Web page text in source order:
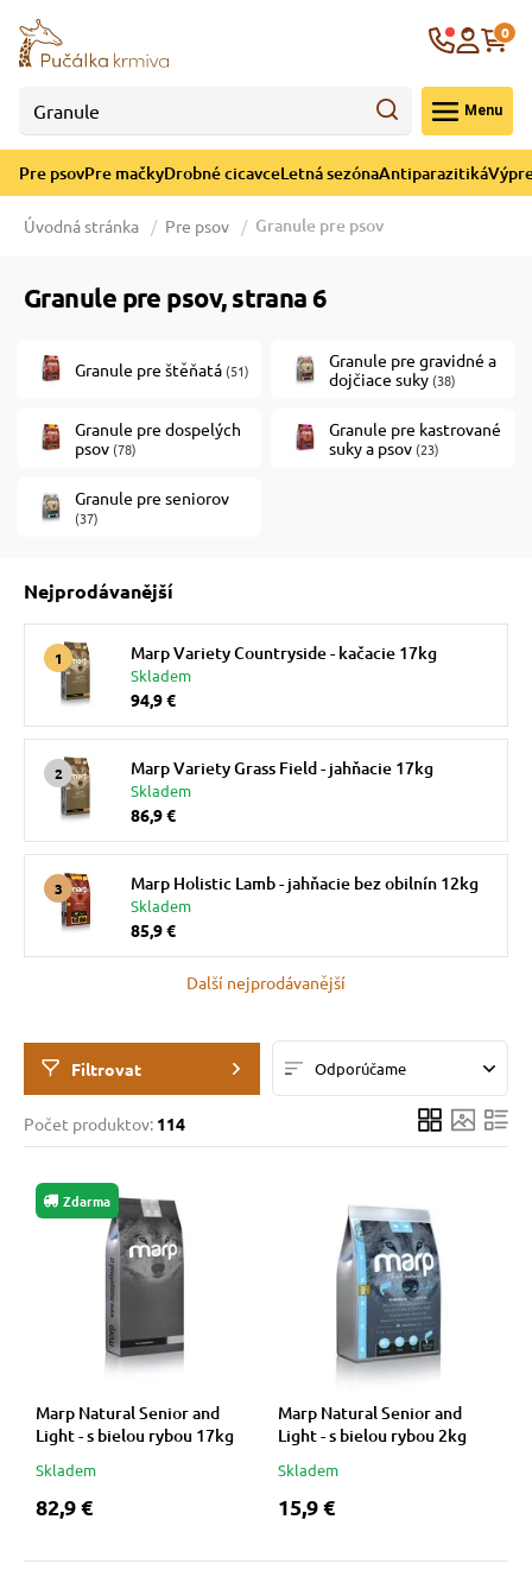
Menu
0
Pre psovPre mačkyDrobné cicavceLetná sezónaAntiparazitiká
mačky
Pre mačky
mačky
mačky
mačky
podstielka
mačky
a pelechy
mačky
cicavce
Drobné cicavce
vitamíny
sezóna
Letná sezóna
ochladenie
Výpredaj
CZK
Úvodná stránka Pre psov Granule pre psov
Granule pre psov, strana 6
Granule pre štěňatá(51)
Granule pre gravidné a
dojčiace suky(38)
Granule pre dospelých
psov(78)
Granule pre kastrované
suky a psov(23)
Granule pre seniorov
(37)
Nejprodávanější
Marp Variety Countryside - kačacie 17kg
Skladem
94,9 €
Marp Variety Grass Field - jahňacie 17kg
Skladem
86,9 €
Marp Holistic Lamb - jahňacie bez obilnín 12kg
Skladem
85,9 €
Další nejprodávanější
Filtrovat Odporúčame
Počet produktov: 114
Zdarma
Marp Natural Senior and
Light - s bielou rybou 17kg
Skladem
82,9 €
Marp Natural Senior and
Light - s bielou rybou 2kg
Skladem
15,9 €